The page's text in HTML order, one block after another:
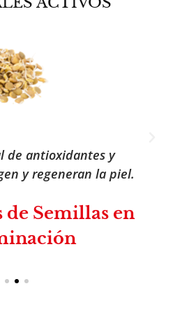
de antioxidantes y
y regeneran la piel.
de Semillas en